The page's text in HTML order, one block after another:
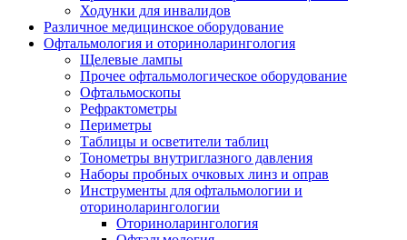
Ходунки для инвалидов
Различное медицинское оборудование
Офтальмология и оториноларингология
Щелевые лампы
Прочее офтальмологическое оборудование
Офтальмоскопы
Рефрактометры
Периметры
Таблицы и осветители таблиц
Тонометры внутриглазного давления
Наборы пробных очковых линз и оправ
Инструменты для офтальмологии и
оториноларингологии
Оториноларингология